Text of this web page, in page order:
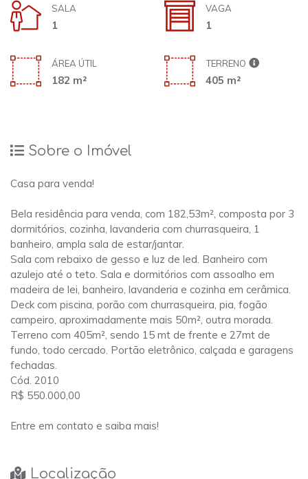
SALA
1
VAGA
1
ÁREA ÚTIL
182 m²
TERRENO
405 m²
Sobre o Imóvel
Casa para venda!
Bela residência para venda, com 182,53m², composta por 3
dormitórios, cozinha, lavanderia com churrasqueira, 1
banheiro, ampla sala de estar/jantar.
Sala com rebaixo de gesso e luz de led. Banheiro com
azulejo até o teto. Sala e dormitórios com assoalho em
madeira de lei, banheiro, lavanderia e cozinha em cerâmica.
Deck com piscina, porão com churrasqueira, pia, fogão
campeiro, aproximadamente mais 50m², outra morada.
Terreno com 405m², sendo 15 mt de frente e 27mt de
fundo, todo cercado. Portão eletrônico, calçada e garagens
fechadas.
Cód. 2010
R$ 550.000,00
Entre em contato e saiba mais!
Localização